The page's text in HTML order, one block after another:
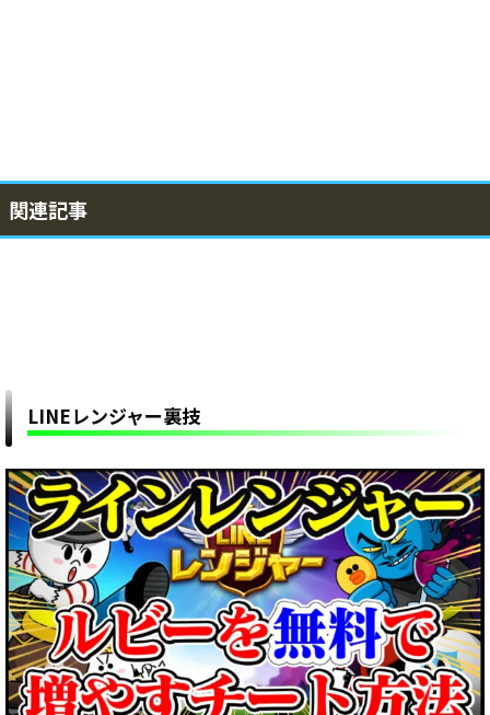
関連記事
LINEレンジャー裏技